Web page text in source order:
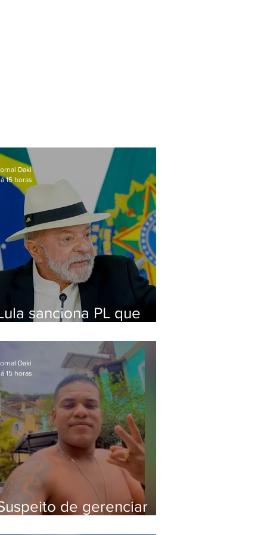
sanciona PL que
contra crianças
Daki
15 horas
de gerenciar
Daki
15 horas